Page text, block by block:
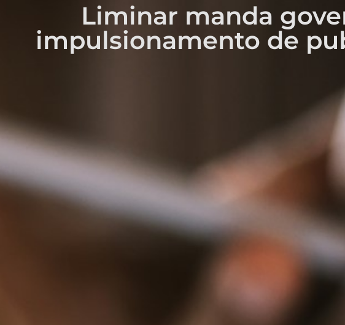
Liminar manda
impulsionamento de